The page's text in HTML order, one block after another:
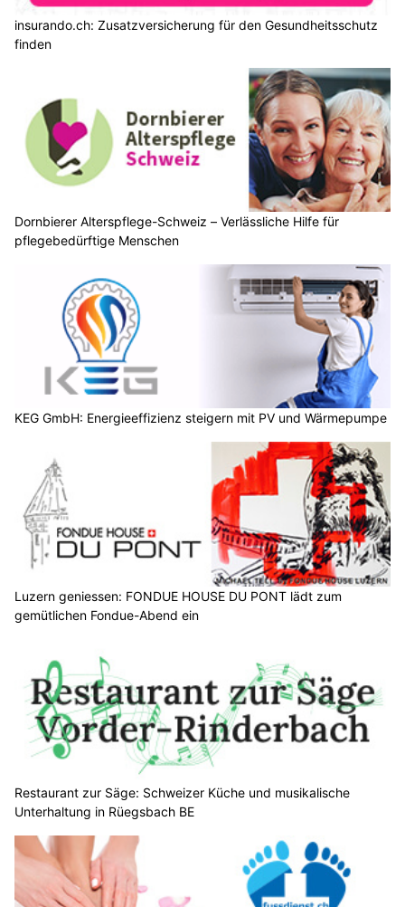
insurando.ch: Zusatzversicherung für den Gesundheitsschutz
finden
Dornbierer Alterspflege-Schweiz – Verlässliche Hilfe für
pflegebedürftige Menschen
KEG GmbH: Energieeffizienz steigern mit PV und Wärmepumpe
Luzern geniessen: FONDUE HOUSE DU PONT lädt zum
gemütlichen Fondue-Abend ein
Restaurant zur Säge: Schweizer Küche und musikalische
Unterhaltung in Rüegsbach BE